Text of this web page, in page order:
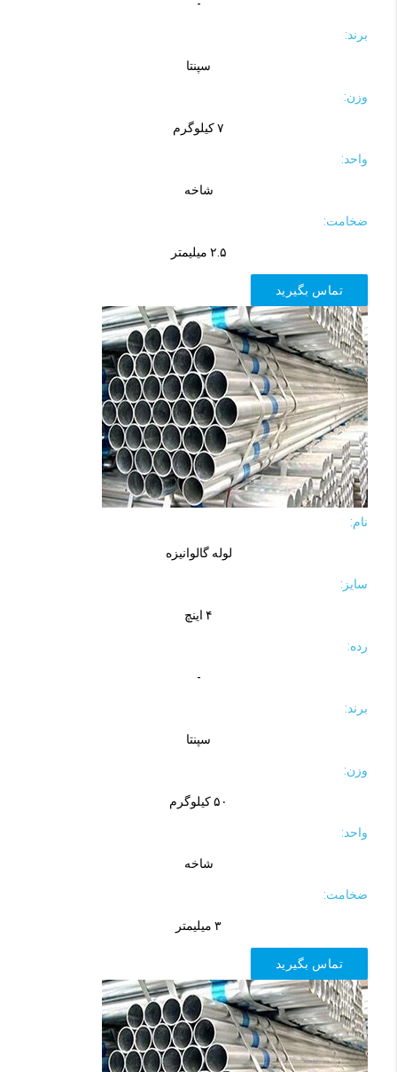
-
برند:
سپنتا
وزن:
۷ کیلوگرم
واحد:
شاخه
ضخامت:
۲.۵ میلیمتر
تماس بگیرید
نام:
لوله گالوانیزه
سایز:
۴ اینچ
رده:
-
برند:
سپنتا
وزن:
۵۰ کیلوگرم
واحد:
شاخه
ضخامت:
۳ میلیمتر
تماس بگیرید